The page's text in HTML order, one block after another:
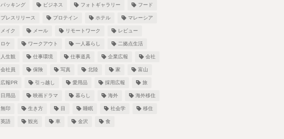
パッキング ビジネス フォトギャラリー フード
プレスリリース プロテイン ホテル マレーシア
メイク メール リモートワーク レビュー
ロケ ワークアウト 一人暮らし 二拠点生活
人生観 仕事環境 仕事道具 企業広報 会社
会社員 保険 写真 北陸 家 富山
広報PR 引っ越し 愛用品 採用広報 旅
日用品 映画ドラマ 暮らし 海外 海外移住
無印 生き方 目 睡眠 社会学 移住
英語 観光 車 金沢 食